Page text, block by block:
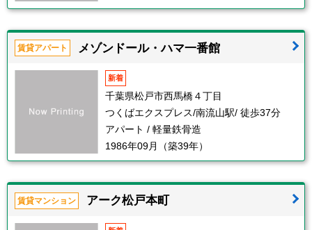
賃貸アパート メゾンドール・ハマ一番館
新着
千葉県松戸市西馬橋４丁目
つくばエクスプレス/南流山駅/ 徒歩37分
アパート / 軽量鉄骨造
1986年09月（築39年）
賃貸マンション アーク松戸本町